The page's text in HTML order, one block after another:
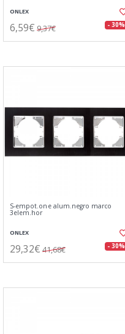
ONLEX
6,59€ 9,37€ - 30%
S-empot.one alum.negro marco
3elem.hor
ONLEX
29,32€ 41,68€ - 30%